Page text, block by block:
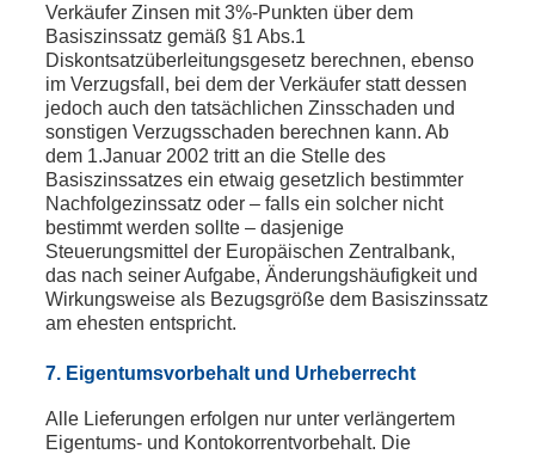
Verkäufer Zinsen mit 3%-Punkten über dem
Basiszinssatz gemäß §1 Abs.1
Diskontsatzüberleitungsgesetz berechnen, ebenso
im Verzugsfall, bei dem der Verkäufer statt dessen
jedoch auch den tatsächlichen Zinsschaden und
sonstigen Verzugsschaden berechnen kann. Ab
dem 1.Januar 2002 tritt an die Stelle des
Basiszinssatzes ein etwaig gesetzlich bestimmter
Nachfolgezinssatz oder – falls ein solcher nicht
bestimmt werden sollte – dasjenige
Steuerungsmittel der Europäischen Zentralbank,
das nach seiner Aufgabe, Änderungshäufigkeit und
Wirkungsweise als Bezugsgröße dem Basiszinssatz
am ehesten entspricht.
7. Eigentumsvorbehalt und Urheberrecht
Alle Lieferungen erfolgen nur unter verlängertem
Eigentums- und Kontokorrentvorbehalt. Die